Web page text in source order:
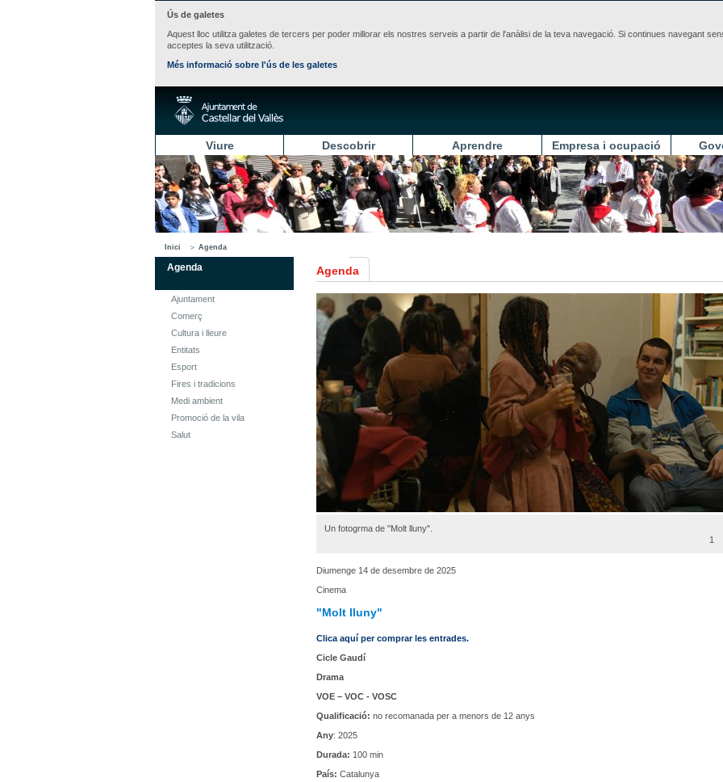
Ús de galetes
Aquest lloc utilitza galetes de tercers per poder millorar els nostres serveis a partir de l'anàlisi de la teva navegació. Si continues navegant
acceptes la seva utilització.
Més informació sobre l'ús de les galetes
Viure Descobrir Aprendre Empresa i ocupació
Inici Agenda
Agenda
Ajuntament
Comerç
Cultura i lleure
Entitats
Esport
Fires i tradicions
Medi ambient
Promoció de la vila
Salut
Agenda
Un fotogrma de "Molt lluny".
1
Diumenge 14 de desembre de 2025
Cinema
"Molt lluny"
Clica aquí per comprar les entrades.
Cicle Gaudí
Drama
VOE – VOC - VOSC
Qualificació: no recomanada per a menors de 12 anys
Any: 2025
Durada: 100 min
País: Catalunya